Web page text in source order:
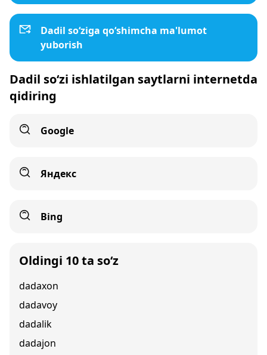
Dadil so‘ziga qo‘shimcha ma'lumot
yuborish
Dadil so‘zi ishlatilgan saytlarni internetda
qidiring
Google
Яндекс
Bing
Oldingi 10 ta so‘z
dadaxon
dadavoy
dadalik
dadajon